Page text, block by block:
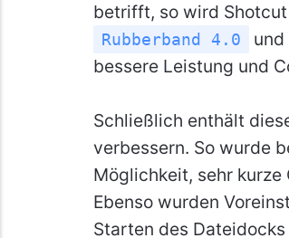
betrifft, so wird
Rubberband 4.0 und
bessere Leistung und
Schließlich enthält
verbessern. So wurde
Möglichkeit, sehr
Ebenso wurden
Starten des